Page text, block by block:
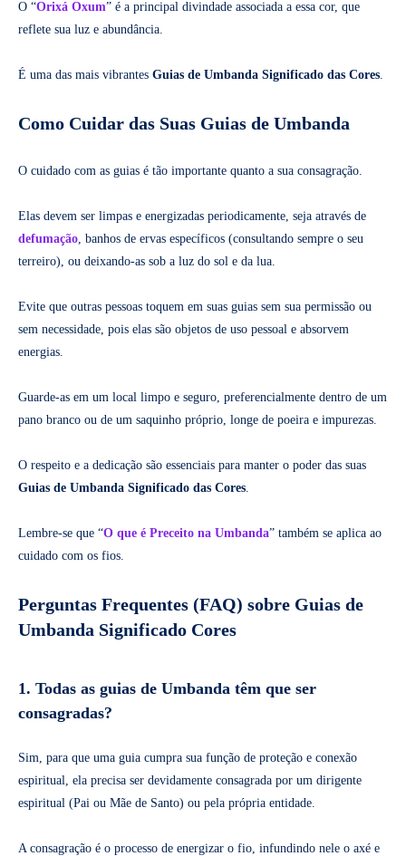
O “Orixá Oxum” é a principal divindade associada a essa cor, que
reflete sua luz e abundância.
É uma das mais vibrantes Guias de Umbanda Significado das Cores
Como Cuidar das Suas Guias de Umbanda
O cuidado com as guias é tão importante quanto a sua consagração.
Elas devem ser limpas e energizadas periodicamente, seja através de
defumação , banhos de ervas específicos (consultando sempre o seu
terreiro), ou deixando-as sob a luz do sol e da lua.
Evite que outras pessoas toquem em suas guias sem sua permissão ou
sem necessidade, pois elas são objetos de uso pessoal e absorvem
energias.
Guarde-as em um local limpo e seguro, preferencialmente dentro de um
pano branco ou de um saquinho próprio, longe de poeira e impurezas.
O respeito e a dedicação são essenciais para manter o poder das suas
Guias de Umbanda Significado das Cores
Lembre-se que “O que é Preceito na Umbanda” também se aplica ao
cuidado com os fios.
Perguntas Frequentes (FAQ) sobre Guias de
Umbanda Significado Cores
1. Todas as guias de Umbanda têm que ser
consagradas?
Sim, para que uma guia cumpra sua função de proteção e conexão
espiritual, ela precisa ser devidamente consagrada por um dirigente
espiritual (Pai ou Mãe de Santo) ou pela própria entidade.
A consagração é o processo de energizar o fio, infundindo nele o axé e